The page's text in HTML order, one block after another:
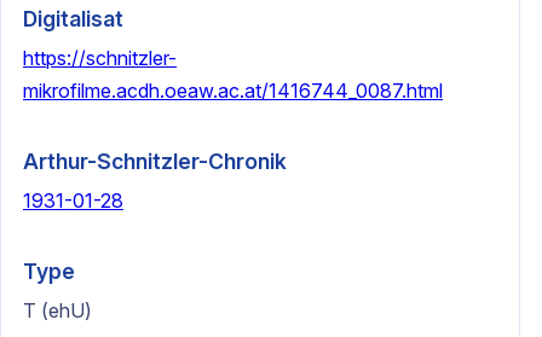
Digitalisat
https://schnitzler-
mikrofilme.acdh.oeaw.ac.at/1416744_0087.html
Arthur-Schnitzler-Chronik
1931-01-28
Type
T (ehU)